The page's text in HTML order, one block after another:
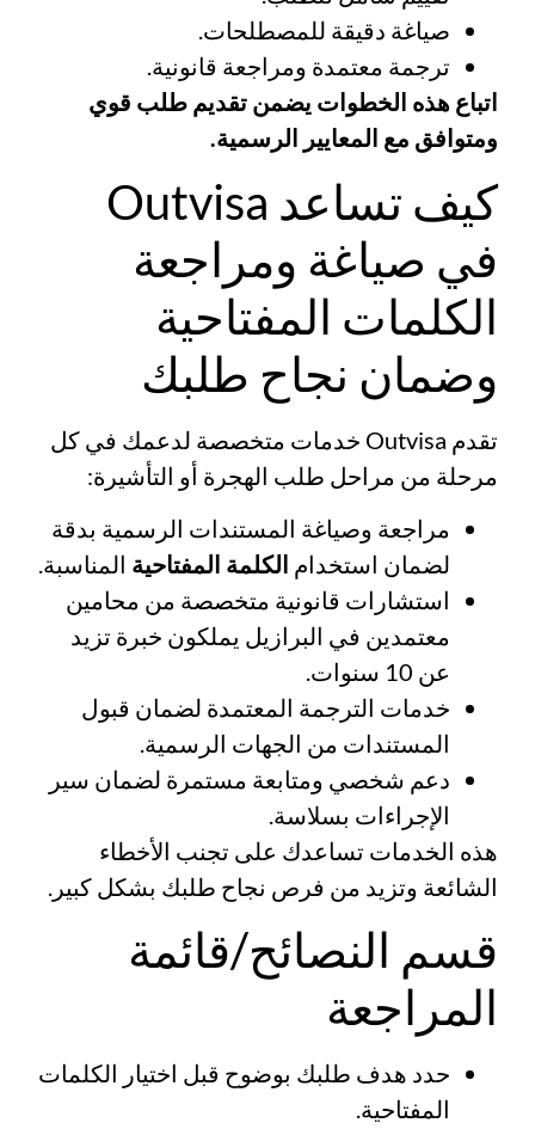
صياغة دقيقة للمصطلحات.
ترجمة معتمدة ومراجعة قانونية.
اتباع هذه الخطوات يضمن تقديم طلب قوي
ومتوافق مع المعايير الرسمية.
كيف تساعد Outvisa
في صياغة ومراجعة
الكلمات المفتاحية
وضمان نجاح طلبك
تقدم Outvisa خدمات متخصصة لدعمك في كل
مرحلة من مراحل طلب الهجرة أو التأشيرة:
مراجعة وصياغة المستندات الرسمية بدقة
لضمان استخدام الكلمة المفتاحية المناسبة.
استشارات قانونية متخصصة من محامين
معتمدين في البرازيل يملكون خبرة تزيد
عن 10 سنوات.
خدمات الترجمة المعتمدة لضمان قبول
المستندات من الجهات الرسمية.
دعم شخصي ومتابعة مستمرة لضمان سير
الإجراءات بسلاسة.
هذه الخدمات تساعدك على تجنب الأخطاء
الشائعة وتزيد من فرص نجاح طلبك بشكل كبير.
قسم النصائح/قائمة
المراجعة
حدد هدف طلبك بوضوح قبل اختيار الكلمات
المفتاحية.